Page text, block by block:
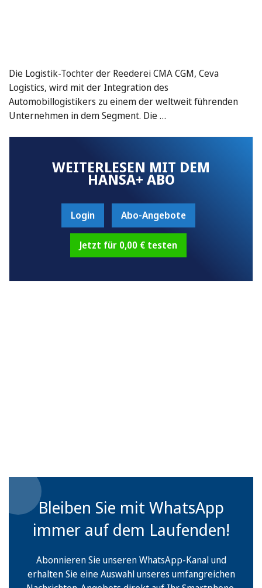
Die Logistik-Tochter der Reederei CMA CGM, Ceva
Logistics, wird mit der Integration des
Automobillogistikers zu einem der weltweit führenden
Unternehmen in dem Segment. Die …
WEITERLESEN MIT DEM
HANSA+ ABO
Login Abo-Angebote
Jetzt für 0,00 € testen
Bleiben Sie mit WhatsApp
immer auf dem Laufenden!
Abonnieren Sie unseren WhatsApp-Kanal und
erhalten Sie eine Auswahl unseres umfangreichen